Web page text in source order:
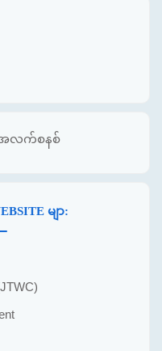
အလက်စနစ်
မျာ: